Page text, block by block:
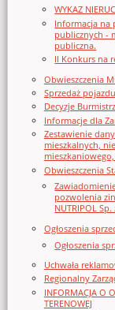
WYKAZ
Informacja na
publicznych -
publiczna.
II Konkurs na
Obwieszczenia
Sprzedaż
Decyzje
Informacje dla
Zestawienie
mieszkalnych,
Obwieszczenia
pozwolenia
NUTRIPOL Sp.
Ogłoszenia
Ogłoszenia
Uchwała
Regionalny
INFORMACJA O
TERENOWEJ